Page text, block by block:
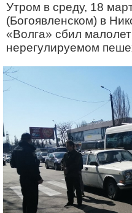
Утром в среду, 18
(Богоявленском) в
«Волга» сбил
нерегулируемом